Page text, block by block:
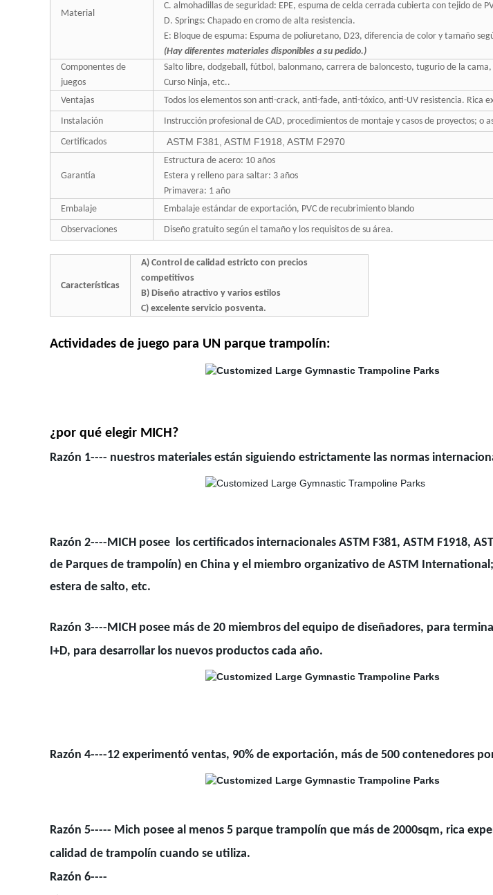
Material
C. almohadillas de seguridad: EPE, espuma de celda cerrada cubierta con tejido de
D. Springs: Chapado en cromo de alta resistencia.
E: Bloque de espuma: Espuma de poliuretano, D23, diferencia de color y tamaño
(Hay diferentes materiales disponibles a su pedido.)
Componentes de
juegos
Salto libre, dodgeball, fútbol, balonmano, carrera de baloncesto, tugurio de la
Curso Ninja, etc..
Ventajas
Todos los elementos son anti-crack, anti-fade, anti-tóxico, anti-UV resistencia. Rica
Instalación
Instrucción profesional de CAD, procedimientos de montaje y casos de proyectos; o
Certificados
ASTM F381, ASTM F1918, ASTM F2970
Garantía
Estructura de acero: 10 años
Estera y relleno para saltar: 3 años
Primavera: 1 año
Embalaje
Embalaje estándar de exportación, PVC de recubrimiento blando
Observaciones
Diseño gratuito según el tamaño y los requisitos de su área.
Características
A) Control de calidad estricto con precios
competitivos
B) Diseño atractivo y varios estilos
C) excelente servicio posventa.
Actividades de juego para UN parque trampolín:
¿por qué elegir MICH?
Razón 1---- nuestros materiales están siguiendo estrictamente las normas
Razón 2----MICH posee los certificados internacionales ASTM F381, ASTM F1918,
de Parques de trampolín) en China y el miembro organizativo de ASTM
estera de salto, etc.
Razón 3----MICH posee más de 20 miembros del equipo de diseñadores, para
I+D, para desarrollar los nuevos productos cada año.
Razón 4----12 experimentó ventas, 90% de exportación, más de 500 contenedores
Razón 5----- Mich posee al menos 5 parque trampolín que más de 2000sqm, rica
calidad de trampolín cuando se utiliza.
Razón 6----